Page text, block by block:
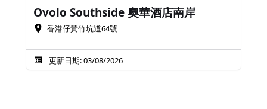
Ovolo Southside 奧華酒店南岸
香港仔黃竹坑道64號
更新日期: 03/08/2026